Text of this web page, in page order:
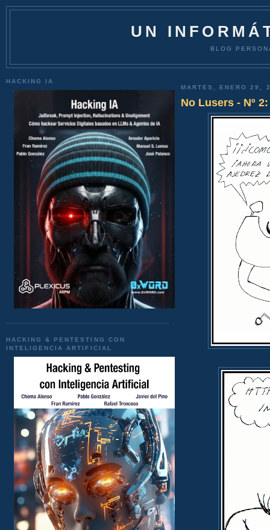
UN
BLOG
HACKING IA
HACKING & PENTESTING CON
INTELIGENCIA ARTIFICIAL
MARTES, ENERO 29,
No Lusers - Nº